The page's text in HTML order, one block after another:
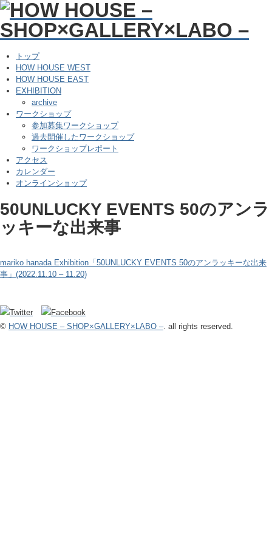
トップ
HOW HOUSE WEST
HOW HOUSE EAST
EXHIBITION
archive
ワークショップ
参加募集ワークショップ
過去開催したワークショップ
ワークショップレポート
アクセス
カレンダー
オンラインショップ
50UNLUCKY EVENTS 50のアンラ
ッキーな出来事
mariko hanada Exhibition「50UNLUCKY EVENTS 50のアンラッキーな出来
事」(2022.11.10 – 11.20)
© HOW HOUSE – SHOP×GALLERY×LABO –. all rights reserved.